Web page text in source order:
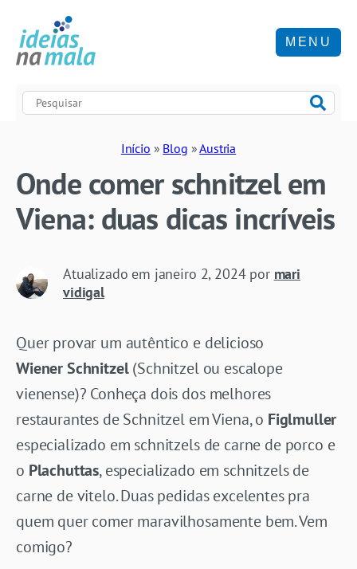
MENU
Início » Blog »Austria
Onde comer schnitzel em
Viena: duas dicas incríveis
Atualizado em janeiro 2, 2024por mari
vidigal
Quer provar um autêntico e delicioso
Wiener Schnitzel(Schnitzel ou escalope
vienense)? Conheça dois dos melhores
restaurantes de Schnitzel em Viena, o Figlmuller
especializado em schnitzels de carne de porco e
o Plachuttas, especializado em schnitzels de
carne de vitelo. Duas pedidas excelentes pra
quem quer comer maravilhosamente bem. Vem
comigo?